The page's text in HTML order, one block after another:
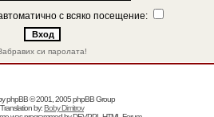
с всяко посещение:
си паролата!
phpBB© 2001, 2005 phpBB Group
Translation by:Boby Dimitrov